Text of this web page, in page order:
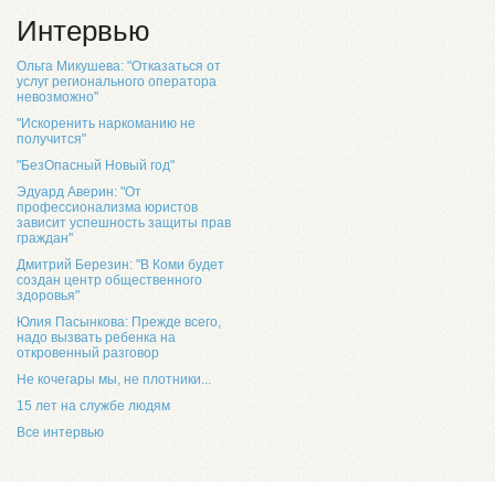
Интервью
Ольга Микушева: "Отказаться от
услуг регионального оператора
невозможно"
"Искоренить наркоманию не
получится"
"БезОпасный Новый год"
Эдуард Аверин: "От
профессионализма юристов
зависит успешность защиты прав
граждан"
Дмитрий Березин: "В Коми будет
создан центр общественного
здоровья"
Юлия Пасынкова: Прежде всего,
надо вызвать ребенка на
откровенный разговор
Не кочегары мы, не плотники...
15 лет на службе людям
Все интервью